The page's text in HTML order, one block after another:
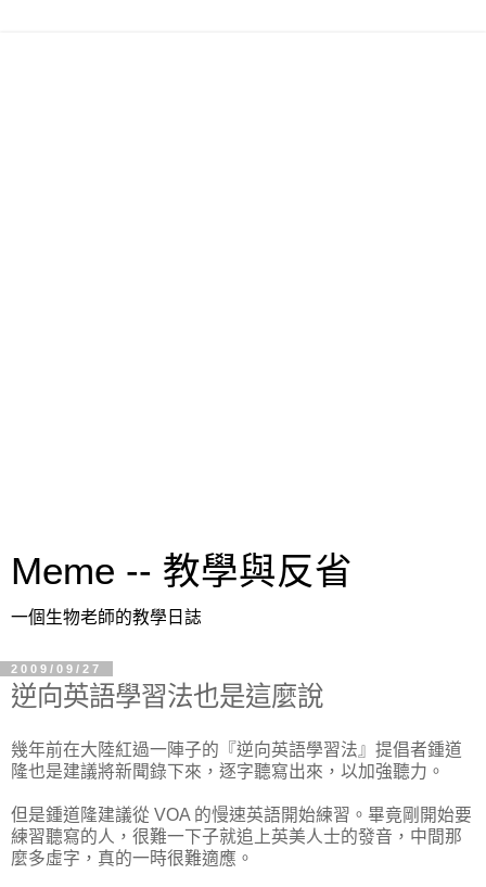
Meme -- 教學與反省
一個生物老師的教學日誌
2009/09/27
逆向英語學習法也是這麼說
幾年前在大陸紅過一陣子的『逆向英語學習法』 提倡者鍾道
隆也是建議將新聞錄下來，逐字聽寫出來，以加強聽力。
但是鍾道隆建議從 VOA 的慢速英語開始練習。畢竟剛開始要
練習聽寫的人， 很難一下子就追上英美人士的發音，中間那
麼多虛字， 真的一時很難適應。